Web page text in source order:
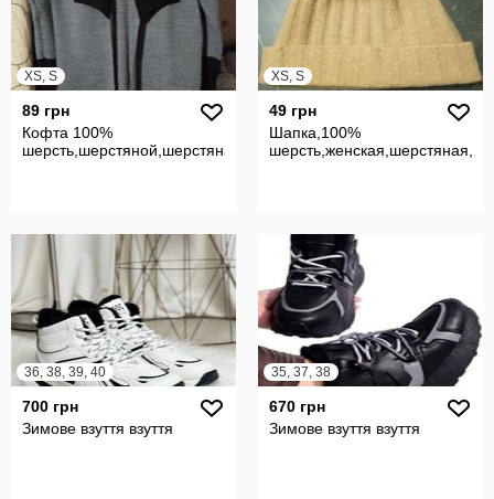
XS, S
89 грн
Кофта 100%
шерсть,шерстяной,шерстяная,кардиган,вовняний,вовна
XS, S
49 грн
Шапка,100%
36, 38, 39, 40
700 грн
Зимове взуття взуття
35, 37, 38
670 грн
Зимове взуття взуття